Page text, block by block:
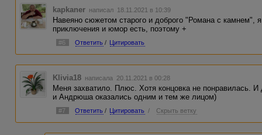
kapkaner написал 18.11.2021 в 10:39
Навеяно сюжетом старого и доброго "Романа с
приключения и юмор есть, поэтому +
#6 Ответить / Цитировать
Klivia18 написала 20.11.2021 в 00:28
Меня захватило. Плюс. Хотя концовка не понравилась.
и Андрюша оказались одним и тем же лицом)
#7 Ответить / Цитировать / Скрыть ветку